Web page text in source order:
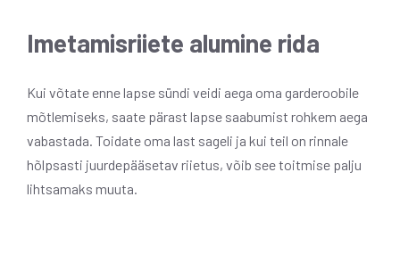
Imetamisriiete alumine rida
Kui võtate enne lapse sündi veidi aega oma garderoobile
mõtlemiseks, saate pärast lapse saabumist rohkem aega
vabastada. Toidate oma last sageli ja kui teil on rinnale
hõlpsasti juurdepääsetav riietus, võib see toitmise palju
lihtsamaks muuta.